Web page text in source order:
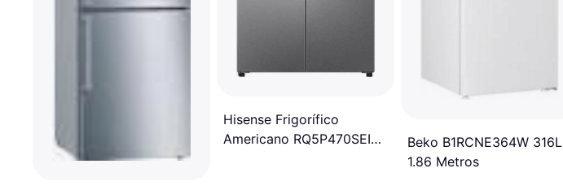
Hisense Frigorífico
Americano RQ5P470SEIE
Beko B1RCNE364W 316L
1.86 Metros